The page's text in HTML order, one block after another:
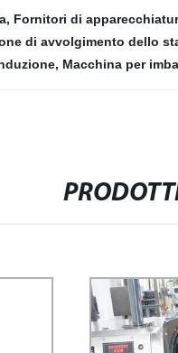
, Fornitori di
di avvolgimento dello
, Macchina per